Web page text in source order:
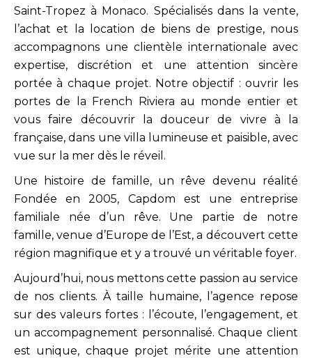
Saint-Tropez à Monaco. Spécialisés dans la vente,
l’achat et la location de biens de prestige, nous
accompagnons une clientèle internationale avec
expertise, discrétion et une attention sincère
portée à chaque projet. Notre objectif : ouvrir les
portes de la French Riviera au monde entier et
vous faire découvrir la douceur de vivre à la
française, dans une villa lumineuse et paisible, avec
vue sur la mer dès le réveil.
Une histoire de famille, un rêve devenu réalité
Fondée en 2005, Capdom est une entreprise
familiale née d’un rêve. Une partie de notre
famille, venue d’Europe de l’Est, a découvert cette
région magnifique et y a trouvé un véritable foyer.
Aujourd’hui, nous mettons cette passion au service
de nos clients. À taille humaine, l’agence repose
sur des valeurs fortes : l’écoute, l’engagement, et
un accompagnement personnalisé. Chaque client
est unique, chaque projet mérite une attention